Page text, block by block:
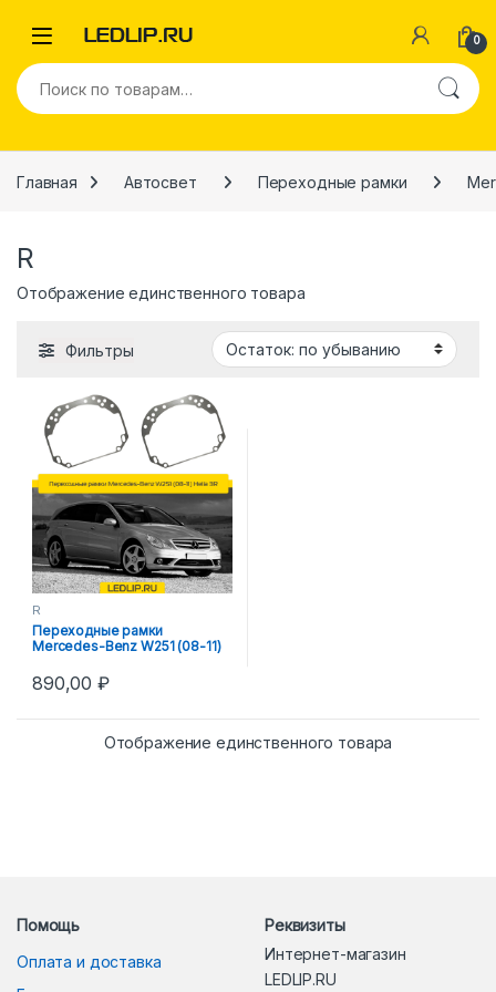
0
Искать:
Главная Автосвет Переходные рамки
R
Отображение единственного товара
Фильтры
R
Переходные рамки
Mercedes-Benz W251 (08-11)
890,00₽
Отображение единственного товара
Помощь
Оплата и доставка
Реквизиты
Интернет-магазин
LEDLIP.RU